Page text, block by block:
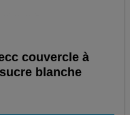
couvercle à
blanche